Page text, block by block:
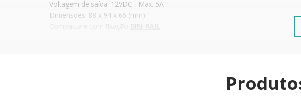
Voltagem de saída: 12VDC - Max. 5A
Dimensões: 88 x 94 x 66 (mm)
Compacta e com fixação
DIN-RAIL